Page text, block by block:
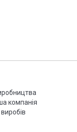
компанія